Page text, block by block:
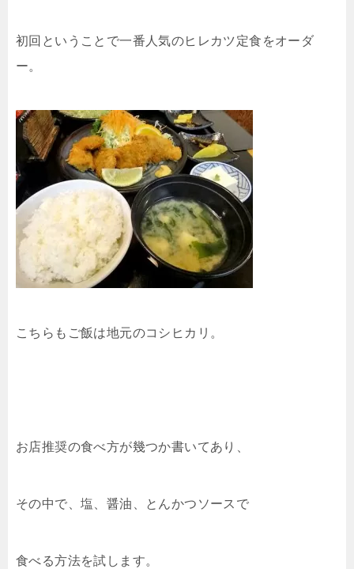
初回ということで一番人気のヒレカツ定食をオーダ
ー。
こちらもご飯は地元のコシヒカリ。
お店推奨の食べ方が幾つか書いてあり、
その中で、塩、醤油、とんかつソースで
食べる方法を試します。